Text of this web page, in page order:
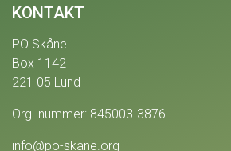
KONTAKT
PO Skåne
Box 1142
221 05 Lund
Org. nummer: 845003-3876
info@po-skane.org